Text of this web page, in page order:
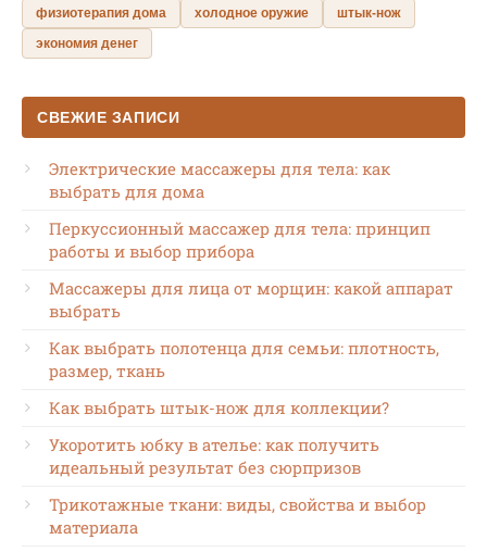
физиотерапия дома
холодное оружие
штык-нож
экономия денег
СВЕЖИЕ ЗАПИСИ
Электрические массажеры для тела: как
выбрать для дома
Перкуссионный массажер для тела: принцип
работы и выбор прибора
Массажеры для лица от морщин: какой аппарат
выбрать
Как выбрать полотенца для семьи: плотность,
размер, ткань
Как выбрать штык-нож для коллекции?
Укоротить юбку в ателье: как получить
идеальный результат без сюрпризов
Трикотажные ткани: виды, свойства и выбор
материала